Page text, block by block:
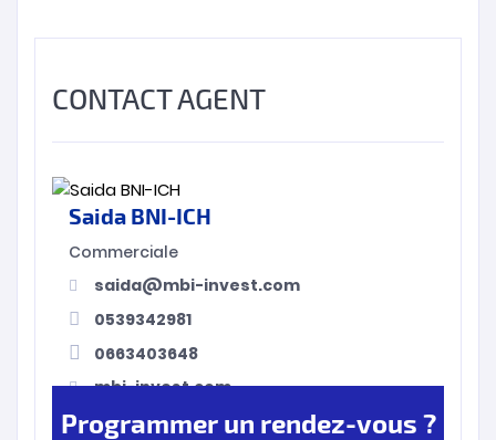
CONTACT AGENT
Saida BNI-ICH
Commerciale
saida@mbi-invest.com
0539342981
0663403648
mbi-invest.com
Programmer un rendez-vous ?